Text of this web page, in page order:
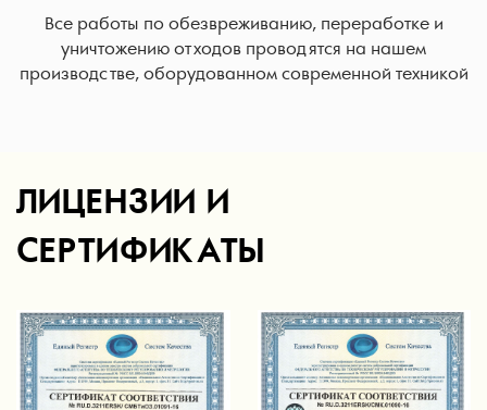
Все работы по обезвреживанию, переработке и
уничтожению отходов проводятся на нашем
производстве, оборудованном современной техникой
ЛИЦЕНЗИИ И
СЕРТИФИКАТЫ